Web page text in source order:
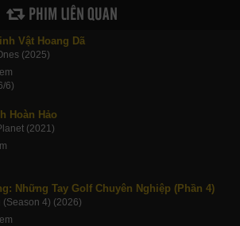
PHIM LIÊN QUAN
Vật Hoang Dã
(2025)
6)
Hoàn Hảo
(2021)
Những Tay Golf Chuyên Nghiệp (Phần 4)
(Season 4) (2026)